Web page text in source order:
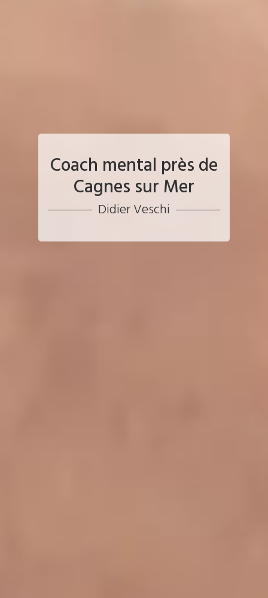
Coach mental près de
Cagnes sur Mer
Didier Veschi